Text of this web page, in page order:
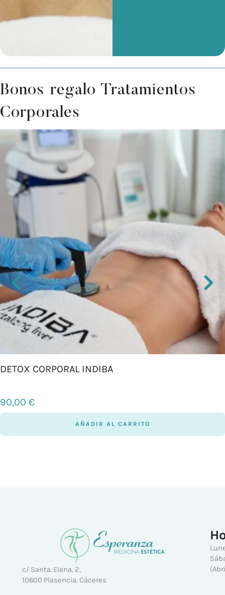
Bonos regalo Tratamientos
Corporales
DETOX CORPORAL INDIBA
90,00 €
AÑADIR AL CARRITO
c/ Santa. Elena, 2,
10600 Plasencia, Cáceres